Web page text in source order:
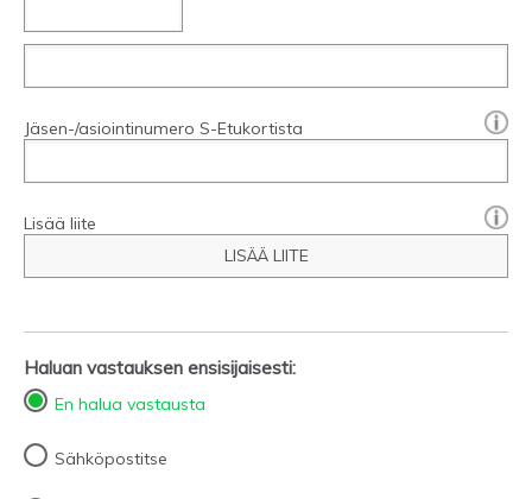
Jäsen-/asiointinumero S-Etukortista
Lisää liite
LISÄÄ LIITE
Haluan vastauksen ensisijaisesti:
En halua vastausta
Sähköpostitse